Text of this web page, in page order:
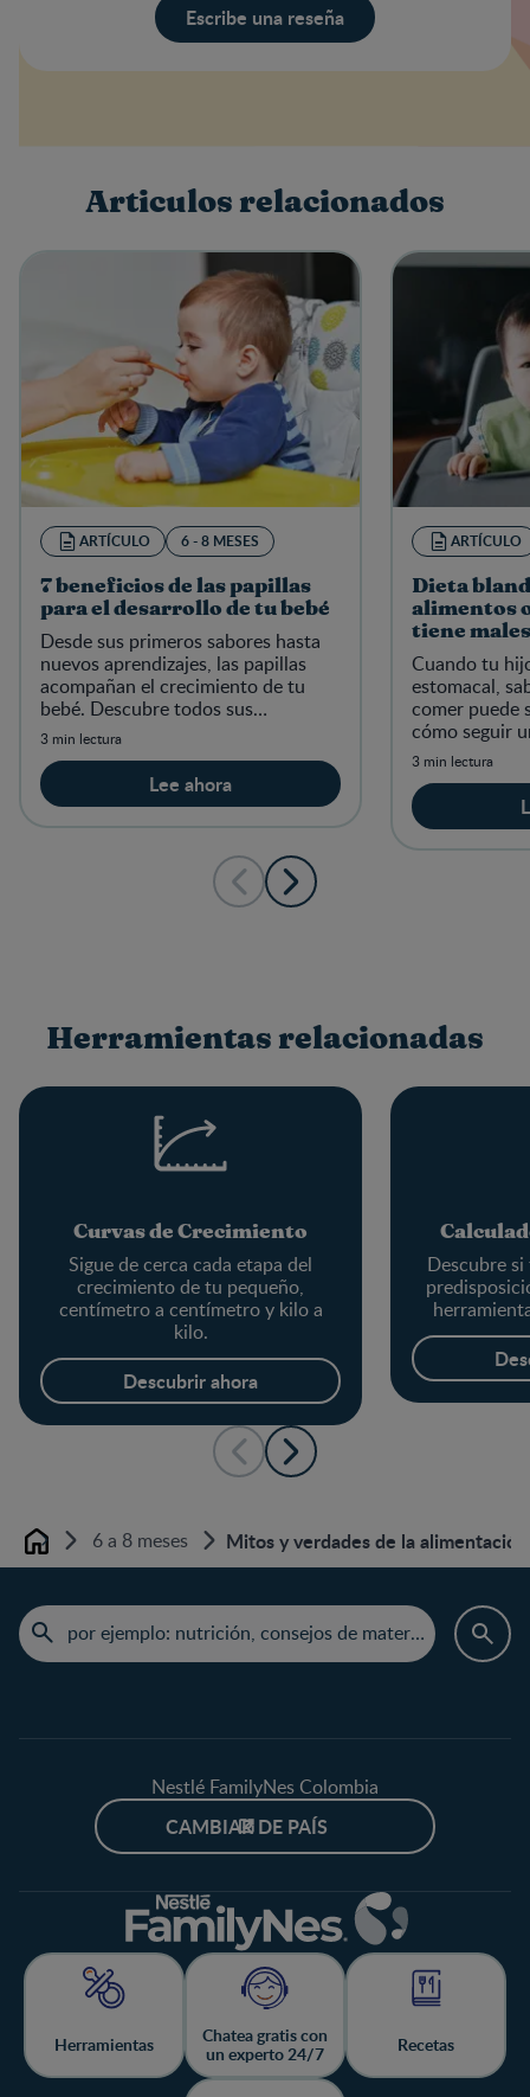
Escribe una reseña
Escribe una reseña
Articulos relacionados
ARTÍCULO 6 - 8 MESES
7 beneficios de las papillas
para el desarrollo de tu bebé
Desde sus primeros sabores hasta
nuevos aprendizajes, las papillas
acompañan el crecimiento de tu
bebé. Descubre todos sus
beneficios.
3 min lectura
Lee ahora
ARTÍCULO
Dieta
alimentos
tiene
Cuando tu
estomacal,
comer puede
cómo seguir
niños.
3 min lectura
Herramientas relacionadas
Curvas de Crecimiento
Sigue de cerca cada etapa del
crecimiento de tu pequeño,
centímetro a centímetro y kilo a
kilo.
Descubrir ahora
Descubre
Home 6 a 8 meses Mitos y verdades de la
Nestlé FamilyNes Colombia
CAMBIAR DE PAÍS
Herramientas
Chatea gratis con
un experto 24/7
Recetas